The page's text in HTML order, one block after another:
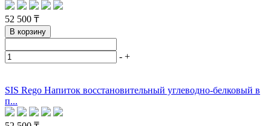
52 500 ₸
В корзину
- +
SIS Rego Напиток восстановительный углеводно-белковый в
п...